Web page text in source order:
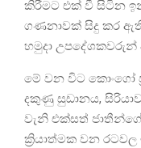
කිරීමට එක් වී සිටින
ගණනාවක් සිදු කර
හමුදා උපදේශකවරුන්
මේ වන විට කොංගෝ
දකුණු සුඩානය,
වැනි එක්සත්
ක්‍රියාත්මක වන රටවල